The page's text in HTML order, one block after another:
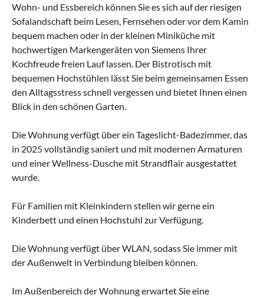
Wohn- und Essbereich können Sie es sich auf der riesigen
Sofalandschaft beim Lesen, Fernsehen oder vor dem Kamin
bequem machen oder in der kleinen Miniküche mit
hochwertigen Markengeräten von Siemens Ihrer
Kochfreude freien Lauf lassen. Der Bistrotisch mit
bequemen Hochstühlen lässt Sie beim gemeinsamen Essen
den Alltagsstress schnell vergessen und bietet Ihnen einen
Blick in den schönen Garten.
Die Wohnung verfügt über ein Tageslicht-Badezimmer, das
in 2025 vollständig saniert und mit modernen Armaturen
und einer Wellness-Dusche mit Strandflair ausgestattet
wurde.
Für Familien mit Kleinkindern stellen wir gerne ein
Kinderbett und einen Hochstuhl zur Verfügung.
Die Wohnung verfügt über WLAN, sodass Sie immer mit
der Außenwelt in Verbindung bleiben können.
Im Außenbereich der Wohnung erwartet Sie eine